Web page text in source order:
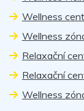
Wellness
Wellness
Relaxační
Relaxační
Wellness